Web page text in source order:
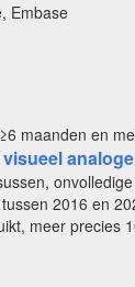
Embase
≥6 maanden en
visueel
2016 en
meer